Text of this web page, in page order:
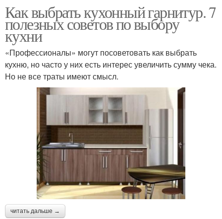
Как выбрать кухонный гарнитур. 7
полезных советов по выбору
кухни
«Профессионалы» могут посоветовать как выбрать
кухню, но часто у них есть интерес увеличить сумму чека.
Но не все траты имеют смысл.
читать дальше →